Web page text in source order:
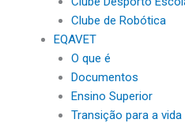
Clube de Robótica
EQAVET
O que é
Documentos
Ensino Superior
Transição para a vida